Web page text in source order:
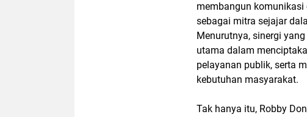
membangun komunikasi
sebagai mitra sejajar
Menurutnya, sinergi
utama dalam
pelayanan publik, serta
kebutuhan masyarakat.
Tak hanya itu, Robby